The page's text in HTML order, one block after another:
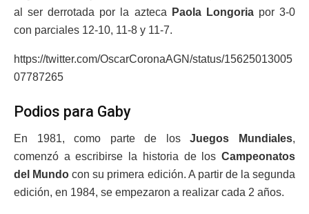
al ser derrotada por la azteca
Paola Longoriapor 3-0
con parciales 12-10, 11-8 y 11-7.
https://twitter.com/OscarCoronaAGN/status/15625013005
07787265
Podios para Gaby
En 1981, como parte de losJuegos Mundiales,
comenzó a escribirse la historia de los Campeonatos
del Mundo con su primera edición. A partir de la segunda
edición, en 1984, se empezaron a realizar cada 2 años.